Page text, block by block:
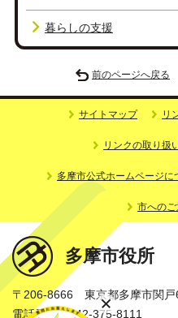
暮らしの支援
前のページへ戻る
サイトマップ リ
リンクの取り扱
多摩市公式ホームページに
市への
多摩市役所
〒206-8666 東京都多摩市関戸
電話番号：042-375-8111